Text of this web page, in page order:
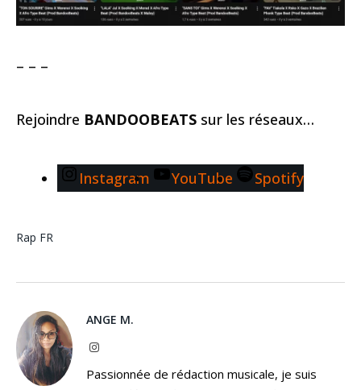
– – –
Rejoindre BANDOOBEATS sur les réseaux…
Instagram YouTube Spotify
Rap FR
ANGE M.
Instagram
Passionnée de rédaction musicale, je suis